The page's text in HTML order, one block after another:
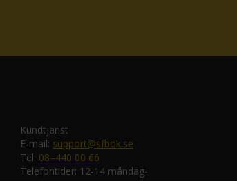
Kundtjänst
E-mail: support@sfbok.se
Tel: 08–440 00 66
Telefontider: 12-14 måndag-